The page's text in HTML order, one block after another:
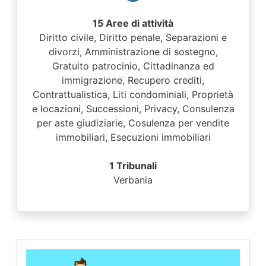
15 Aree di attività
Diritto civile, Diritto penale, Separazioni e
divorzi, Amministrazione di sostegno,
Gratuito patrocinio, Cittadinanza ed
immigrazione, Recupero crediti,
Contrattualistica, Liti condominiali, Proprietà
e locazioni, Successioni, Privacy, Consulenza
per aste giudiziarie, Cosulenza per vendite
immobiliari, Esecuzioni immobiliari
1 Tribunali
Verbania